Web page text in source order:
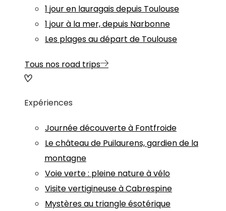
1 jour en lauragais depuis Toulouse
1 jour à la mer, depuis Narbonne
Les plages au départ de Toulouse
Tous nos road trips
Expériences
Journée découverte à Fontfroide
Le château de Puilaurens, gardien de la
montagne
Voie verte : pleine nature à vélo
Visite vertigineuse à Cabrespine
Mystères au triangle ésotérique